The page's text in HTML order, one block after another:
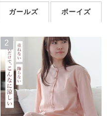
ガールズ ボーイズ
2